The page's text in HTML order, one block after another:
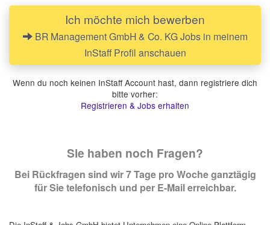
Ich möchte mich bewerben
BR Management GmbH & Co. KG Jobs in meinem
InStaff Profil anschauen
Wenn du noch keinen InStaff Account hast, dann registriere dich
bitte vorher:
Registrieren & Jobs erhalten
Sie haben noch Fragen?
Bei Rückfragen sind wir 7 Tage pro Woche ganztägig
für Sie telefonisch und per E-Mail erreichbar.